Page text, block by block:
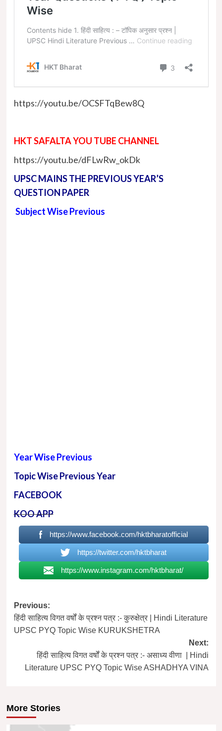
https://youtu.be/OCSFTqBew8Q
HKT SAFALTA YOU TUBE CHANNEL
https://youtu.be/dFLwRw_okDk
UPSC MAINS THE PREVIOUS YEAR’S
QUESTION PAPER
Subject Wise Previous
Year Wise Previous
Topic Wise Previous Year
FACEBOOK
KOO APP
https://www.facebook.com/hktbharatofficial
https://twitter.com/hktbharat
https://www.instagram.com/hktbharat/
Post
navigation
Previous:
हिंदी साहित्य विगत वर्षों के प्रश्न पत्र :- कुरुक्षेत्र | Hindi Literature
UPSC PYQ Topic Wise KURUKSHETRA
Next:
हिंदी साहित्य विगत वर्षों के प्रश्न पत्र :- असाध्य वीणा | Hindi
Literature UPSC PYQ Topic Wise ASHADHYA VINA
More Stories